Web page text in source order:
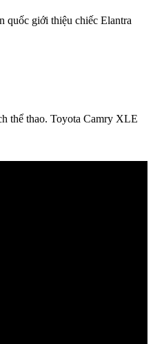
quốc giới thiệu chiếc Elantra
thể thao. Toyota Camry XLE